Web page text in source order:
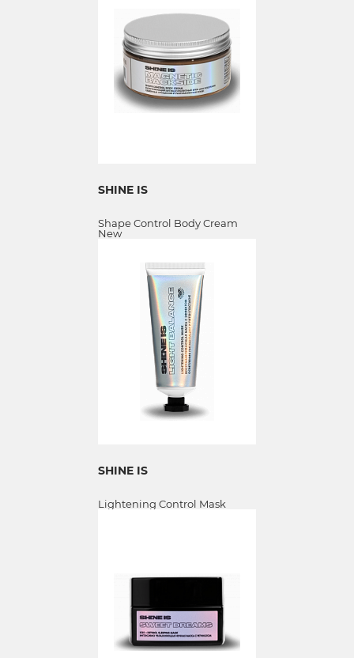
SHINE IS
Shape Control Body Cream
New
SHINE IS
Lightening Control Mask